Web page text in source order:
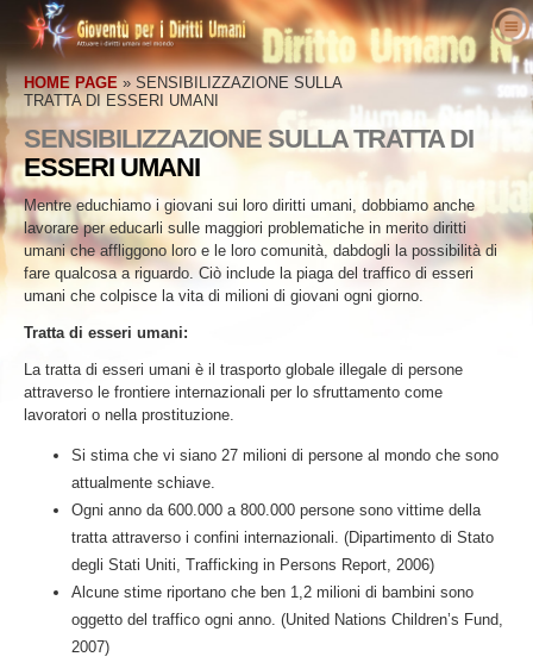
Chi siamo
Che Cos’è la Gioventù per i Diritti Umani?
Il nostro scopo
La Storia della Youth for Human Rights
International
Staff esecutivo
Consiglio consultivo
Proclama e riconoscimenti
Adesioni
Che cosa sono i diritti umani?
Definizione dei Diritti Umani
La Storia dei Diritti Umani
Dichiarazione Universale dei Diritti Umani
Insegnanti
Benvenuti
Dettagli della confezione didattica
Risultati di educatori
Curriculum dei Diritti Umani
Programmi per Insegnanti
Programma di attuazione
Agisci
Attivati
Petizione
Tesseramenti Donazione
Gruppi
Concorsi
Voci levate per i Diritti Umani
Difensori dei Diritti Umani
Organizzazioni dei Diritti Umani
Abusi dei Diritti Umani
Notizie
Ordina
Contattaci
HOME PAGE » SENSIBILIZZAZIONE SULLA
TRATTA DI ESSERI UMANI
SENSIBILIZZAZIONE SULLA TRATTA DI
ESSERI UMANI
Mentre educhiamo i giovani sui loro diritti umani, dobbiamo anche
lavorare per educarli sulle maggiori problematiche in merito diritti
umani che affliggono loro e le loro comunità, dabdogli la possibilità di
fare qualcosa a riguardo. Ciò include la piaga del traffico di esseri
umani che colpisce la vita di milioni di giovani ogni giorno.
Tratta di esseri umani:
La tratta di esseri umani è il trasporto globale illegale di persone
attraverso le frontiere internazionali per lo sfruttamento come
lavoratori o nella prostituzione.
Si stima che vi siano 27 milioni di persone al mondo che sono
attualmente schiave.
Ogni anno da 600.000 a 800.000 persone sono vittime della
tratta attraverso i confini internazionali. (Dipartimento di Stato
degli Stati Uniti, Trafficking in Persons Report, 2006)
Alcune stime riportano che ben 1,2 milioni di bambini sono
oggetto del traffico ogni anno. (United Nations Children’s Fund,
2007)